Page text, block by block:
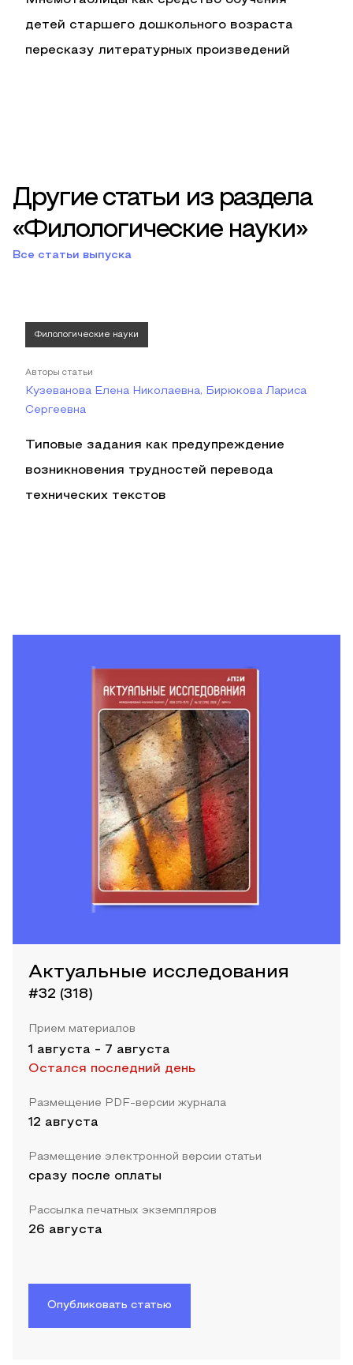
детей старшего дошкольного возраста
пересказу литературных произведений
Другие статьи из раздела
«Филологические науки»
Все статьи выпуска
Филологические науки
Авторы статьи
Кузеванова Елена Николаевна, Бирюкова Лариса
Сергеевна
Типовые задания как предупреждение
возникновения трудностей перевода
технических текстов
Актуальные исследования
#32 (318)
Прием материалов
1 августа - 7 августа
Остался последний день
Размещение PDF-версии журнала
12 августа
Размещение электронной версии статьи
сразу после оплаты
Рассылка печатных экземпляров
26 августа
Опубликовать статью